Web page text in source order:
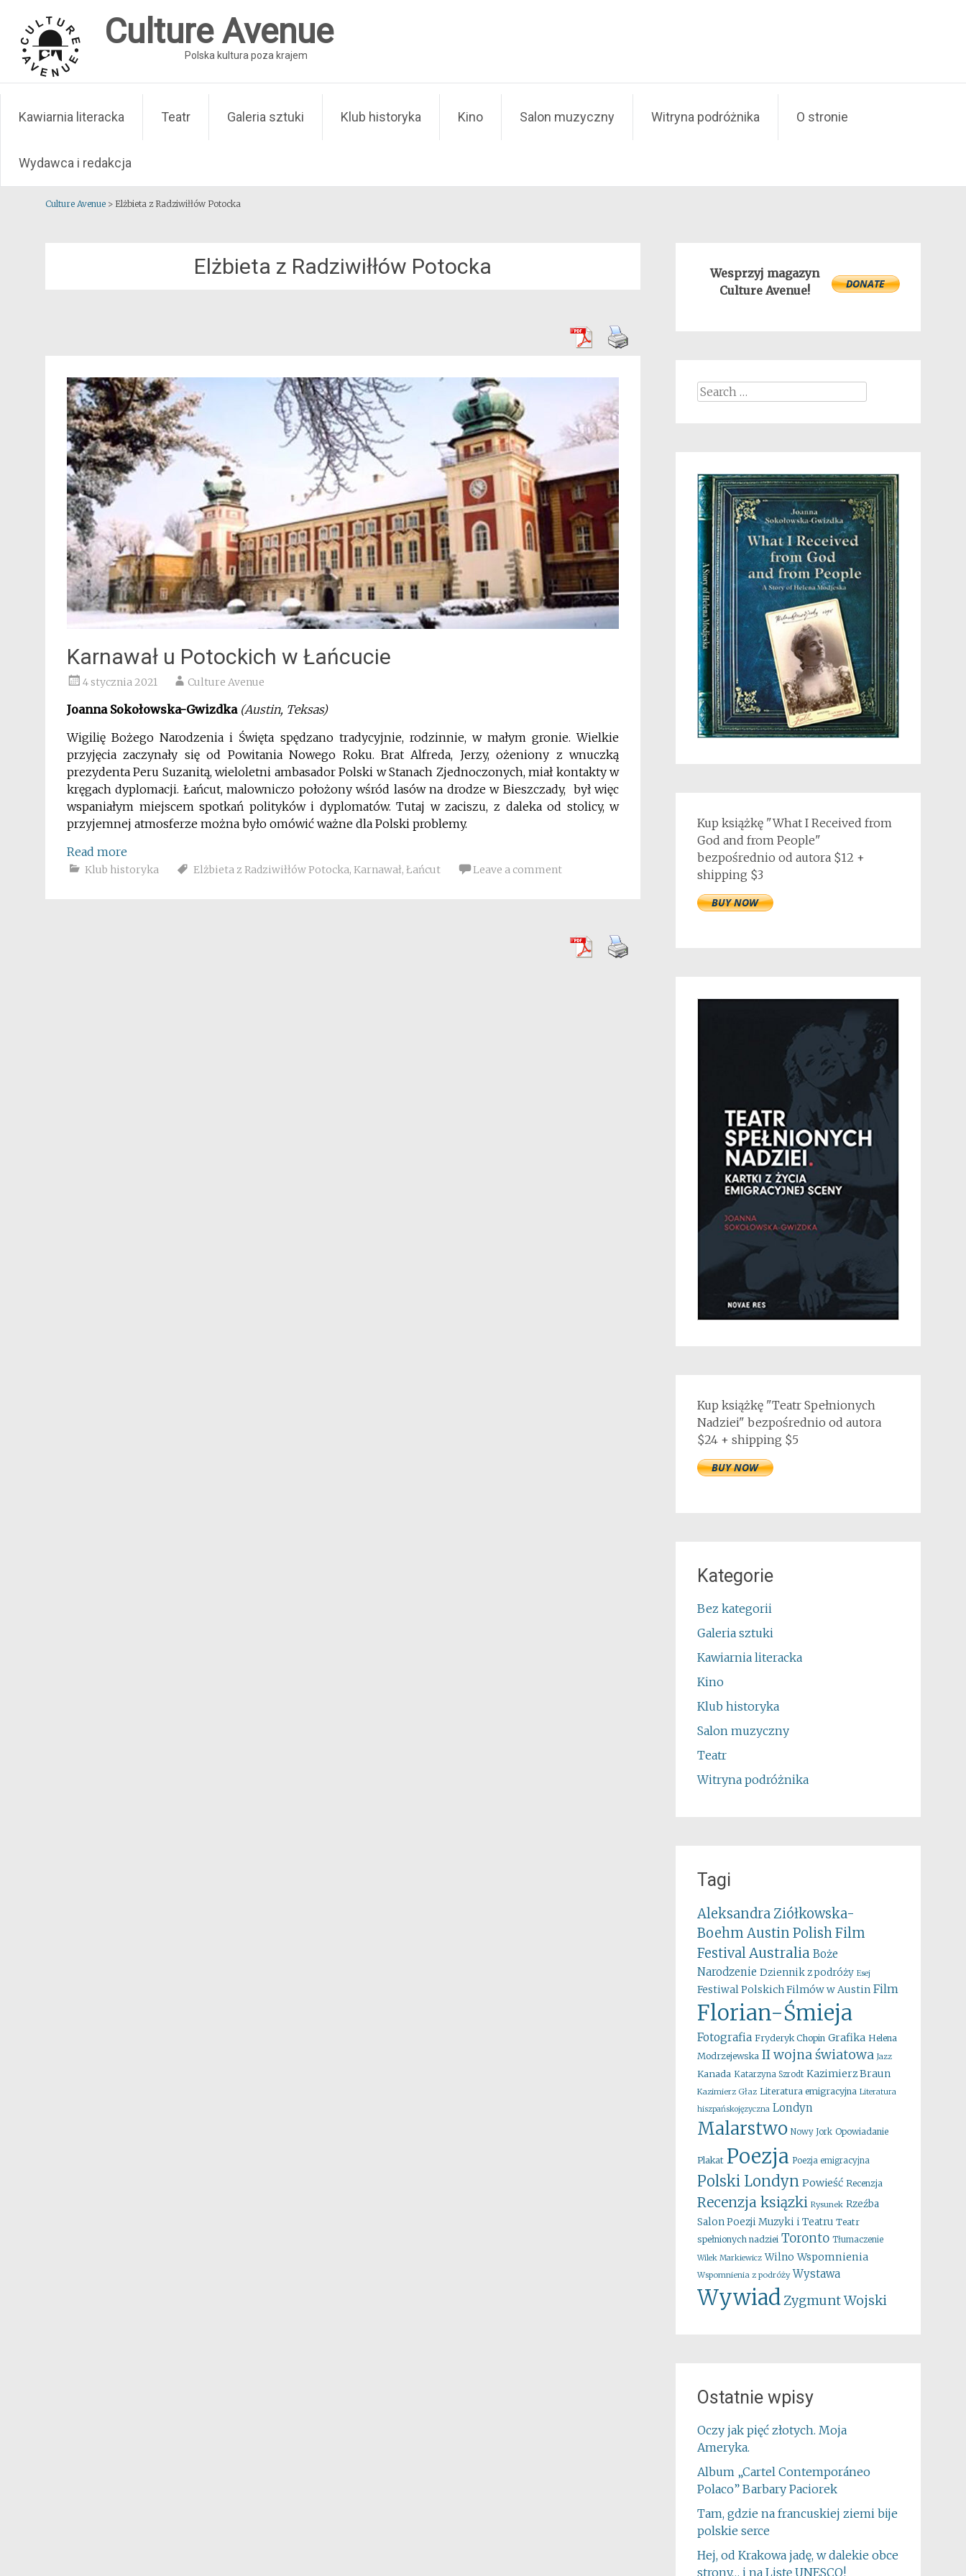
content
Culture Avenue
Polska kultura poza krajem
Kawiarnia literacka Teatr Galeria sztuki Klub historyka Kino Salon muzyczny Witryna podróżnika O stronie
Wydawca i redakcja
Culture Avenue > Elżbieta z Radziwiłłów Potocka
Elżbieta z Radziwiłłów Potocka
Karnawał u Potockich w Łańcucie
4 stycznia 2021 Culture Avenue
Joanna Sokołowska-Gwizdka (Austin, Teksas)
Wigilię Bożego Narodzenia i Święta spędzano tradycyjnie, rodzinnie, w małym gronie. Wielkie
przyjęcia zaczynały się od Powitania Nowego Roku. Brat Alfreda, Jerzy, ożeniony z wnuczką
prezydenta Peru Suzanitą, wieloletni ambasador Polski w Stanach Zjednoczonych, miał kontakty w
kręgach dyplomacji. Łańcut, malowniczo położony wśród lasów na drodze w Bieszczady, był więc
wspaniałym miejscem spotkań polityków i dyplomatów. Tutaj w zaciszu, z daleka od stolicy, w
przyjemnej atmosferze można było omówić ważne dla Polski problemy.
Read more
Klub historyka Elżbieta z Radziwiłłów Potocka, Karnawał, Łańcut Leave a comment
Wesprzyj magazyn
Culture Avenue!
Search
Kup książkę "What I Received from
God and from People"
bezpośrednio od autora $12 +
shipping $3
Kup książkę "Teatr Spełnionych
Nadziei" bezpośrednio od autora
$24 + shipping $5
Kategorie
Bez kategorii
Galeria sztuki
Kawiarnia literacka
Kino
Klub historyka
Salon muzyczny
Teatr
Witryna podróżnika
Tagi
Aleksandra Ziółkowska-
Boehm Austin Polish Film
FestivalAustralia Boże
Narodzenie Dziennik z podróży Esej
Festiwal Polskich Filmów w Austin Film
Florian-Śmieja
Fotografia Fryderyk Chopin Grafika Helena
Modrzejewska II wojna światowa Jazz
Kanada Katarzyna Szrodt Kazimierz Braun
Kazimierz Głaz Literatura emigracyjna Literatura
hiszpańskojęzyczna Londyn
Malarstwo Nowy Jork Opowiadanie
Plakat Poezja Poezja emigracyjna
Polski Londyn Powieść Recenzja
Recenzja ksiązki Rysunek Rzeźba
Salon Poezji Muzyki i Teatru Teatr
spełnionych nadziei Toronto Tłumaczenie
Wilek Markiewicz Wilno Wspomnienia
Wspomnienia z podróży Wystawa
WywiadZygmunt Wojski
Ostatnie wpisy
Oczy jak pięć złotych. Moja
Ameryka.
Album „Cartel Contemporáneo
Polaco” Barbary Paciorek
Tam, gdzie na francuskiej ziemi bije
polskie serce
Hej, od Krakowa jadę, w dalekie obce
strony… i na Listę UNESCO!